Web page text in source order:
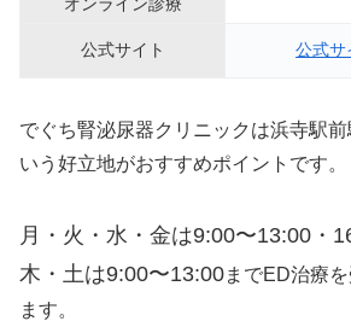
公式サイト 公式サ
でぐち腎泌尿器クリニックは浜寺駅
いう好立地がおすすめポイントです。
月・火・水・金は9:00〜13:00・
木・土は9:00〜13:00までED治療
ます。